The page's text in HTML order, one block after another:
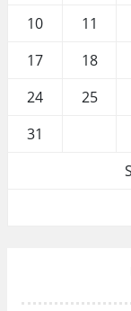
10
11
17
18
24
25
31